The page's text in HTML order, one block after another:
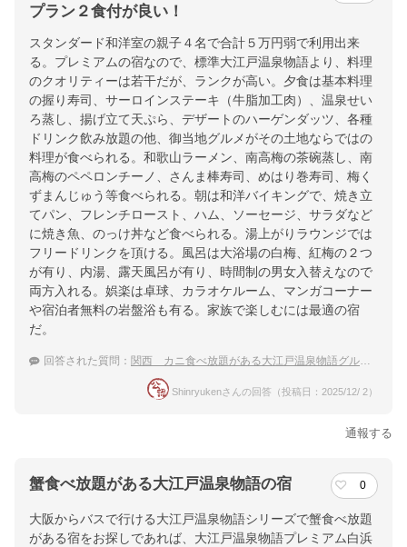
プラン２食付が良い！
スタンダード和洋室の親子４名で合計５万円弱で利用出来
る。プレミアムの宿なので、標準大江戸温泉物語より、料理
のクオリティーは若干だが、ランクが高い。夕食は基本料理
の握り寿司、サーロインステーキ（牛脂加工肉）、温泉せい
ろ蒸し、揚げ立て天ぷら、デザートのハーゲンダッツ、各種
ドリンク飲み放題の他、御当地グルメがその土地ならではの
料理が食べられる。和歌山ラーメン、南高梅の茶碗蒸し、南
高梅のペペロンチーノ、さんま棒寿司、めはり巻寿司、梅く
ずまんじゅう等食べられる。朝は和洋バイキングで、焼き立
てパン、フレンチロースト、ハム、ソーセージ、サラダなど
に焼き魚、のっけ丼など食べられる。湯上がりラウンジでは
フリードリンクを頂ける。風呂は大浴場の白梅、紅梅の２つ
が有り、内湯、露天風呂が有り、時間制の男女入替えなので
両方入れる。娯楽は卓球、カラオケルーム、マンガコーナー
や宿泊者無料の岩盤浴も有る。家族で楽しむには最適の宿
だ。
回答された質問： 関西 カニ食べ放題がある大江戸温泉物語グループで一番人気はどこ？
Shinryukenさんの回答（投稿日：2025/12/ 2）
通報する
蟹食べ放題がある大江戸温泉物語の宿 0
大阪からバスで行ける大江戸温泉物語シリーズで蟹食べ放題
がある宿をお探しであれば、大江戸温泉物語プレミアム白浜